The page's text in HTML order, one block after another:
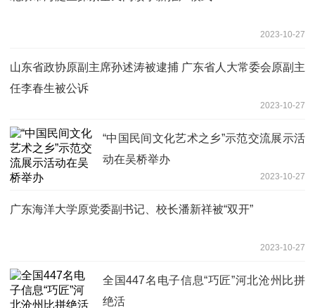
2023-10-27
山东省政协原副主席孙述涛被逮捕 广东省人大常委会原副主
任李春生被公诉
2023-10-27
“中国民间文化艺术之乡”示范交流展示活
动在吴桥举办
2023-10-27
广东海洋大学原党委副书记、校长潘新祥被“双开”
2023-10-27
全国447名电子信息“巧匠”河北沧州比拼
绝活